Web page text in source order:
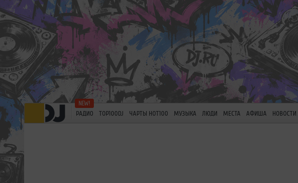
РАДИО TOP100DJ ЧАРТЫ HOT100 МУЗЫКА ЛЮДИ МЕСТА АФИША НОВОСТИ